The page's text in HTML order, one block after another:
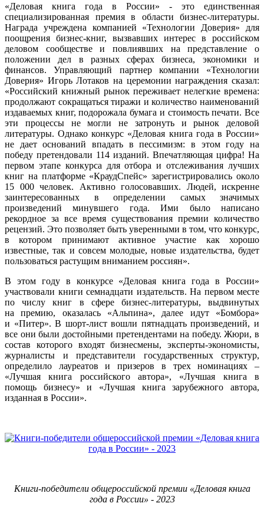
«Деловая книга года в России» - это единственная
специализированная премия в области бизнес-литературы.
Награда учреждена компанией «Технологии Доверия» для
поощрения бизнес-книг, вызвавших интерес в российском
деловом сообществе и повлиявших на представление о
положении дел в разных сферах бизнеса, экономики и
финансов. Управляющий партнер компании «Технологии
Доверия» Игорь Лотаков на церемонии награждения сказал:
«Российский книжный рынок переживает нелегкие времена:
продолжают сокращаться тиражи и количество наименований
издаваемых книг, подорожала бумага и стоимость печати. Все
эти процессы не могли не затронуть и рынок деловой
литературы. Однако конкурс «Деловая книга года в России»
не дает оснований впадать в пессимизм: в этом году на
победу претендовали 114 изданий. Впечатляющая цифра! На
первом этапе конкурса для отбора и отслеживания лучших
книг на платформе «КраудСпейс» зарегистрировались около
15 000 человек. Активно голосовавших. Людей, искренне
заинтересованных в определении самых значимых
произведений минувшего года. Ими было написано
рекордное за все время существования премии количество
рецензий. Это позволяет быть уверенными в том, что конкурс,
в котором принимают активное участие как хорошо
известные, так и совсем молодые, новые издательства, будет
пользоваться растущим вниманием россиян».
В этом году в конкурсе «Деловая книга года в России»
участвовали книги семнадцати издательств. На первом месте
по числу книг в сфере бизнес-литературы, выдвинутых
на премию, оказалась «Альпина», далее идут «Бомбора»
и «Питер». В шорт-лист вошли пятнадцать произведений, и
все они были достойными претендентами на победу. Жюри, в
состав которого входят бизнесмены, эксперты-экономисты,
журналисты и представители государственных структур,
определило лауреатов и призеров в трех номинациях –
«Лучшая книга российского автора», «Лучшая книга в
помощь бизнесу» и «Лучшая книга зарубежного автора,
изданная в России».
Книги-победители общероссийской премии «Деловая книга
года в России» - 2023